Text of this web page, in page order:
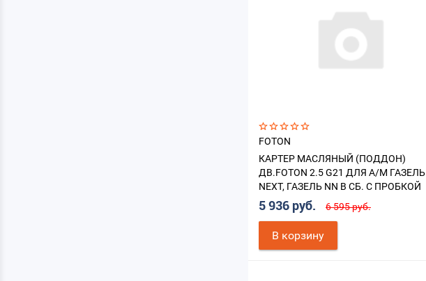
FOTON
КАРТЕР МАСЛЯНЫЙ (ПОДДОН)
ДВ.FOTON 2.5 G21 ДЛЯ А/М ГАЗЕЛЬ
NEXT, ГАЗЕЛЬ NN В СБ. С ПРОБКОЙ
5 936 руб. 6 595 руб.
В корзину